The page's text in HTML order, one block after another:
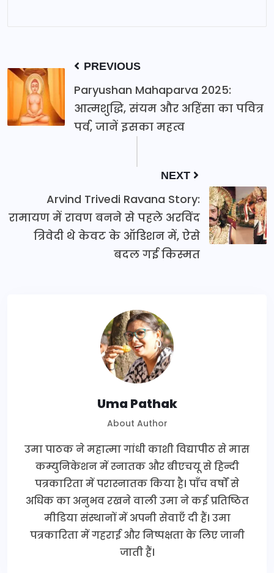
PREVIOUS
Paryushan Mahaparva 2025:
आत्मशुद्धि, संयम और अहिंसा का पवित्र
पर्व, जानें इसका महत्व
NEXT
Arvind Trivedi Ravana Story:
रामायण में रावण बनने से पहले अरविंद
त्रिवेदी थे केवट के ऑडिशन में, ऐसे
बदल गई किस्मत
Uma Pathak
About Author
उमा पाठक ने महात्मा गांधी काशी विद्यापीठ से मास
कम्युनिकेशन में स्नातक और बीएचयू से हिन्दी
पत्रकारिता में परास्नातक किया है। पाँच वर्षों से
अधिक का अनुभव रखने वाली उमा ने कई प्रतिष्ठित
मीडिया संस्थानों में अपनी सेवाएँ दी हैं। उमा
पत्रकारिता में गहराई और निष्पक्षता के लिए जानी
जाती हैं।